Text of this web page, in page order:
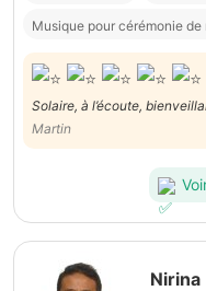
Musique pour cérémonie de
Solaire, à l’écoute,
personne à avoir à ses côtés
Martin
Nirina